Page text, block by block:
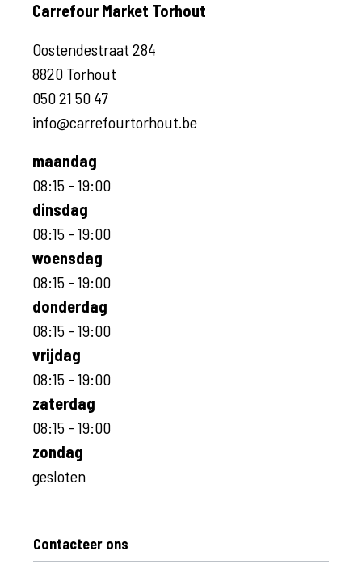
Carrefour Market Torhout
Oostendestraat 284
8820 Torhout
050 21 50 47
info@carrefourtorhout.be
maandag
08:15 - 19:00
dinsdag
08:15 - 19:00
woensdag
08:15 - 19:00
donderdag
08:15 - 19:00
vrijdag
08:15 - 19:00
zaterdag
08:15 - 19:00
zondag
gesloten
Contacteer ons